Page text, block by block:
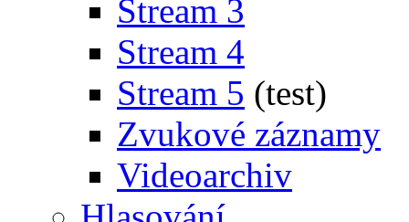
Stream 3
Stream 4
Stream 5 (test)
Zvukové záznamy
Videoarchiv